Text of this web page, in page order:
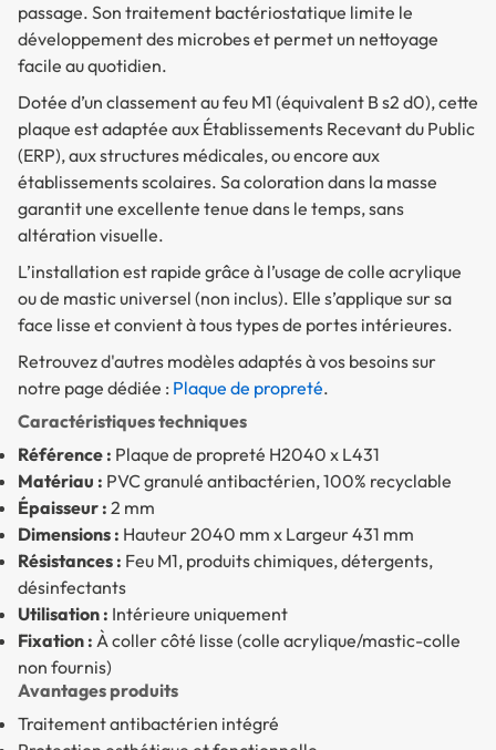
passage. Son traitement bactériostatique limite le
développement des microbes et permet un nettoyage
facile au quotidien.
Dotée d’un classement au feu M1 (équivalent B s2 d0), cette
plaque est adaptée aux Établissements Recevant du Public
(ERP), aux structures médicales, ou encore aux
établissements scolaires. Sa coloration dans la masse
garantit une excellente tenue dans le temps, sans
altération visuelle.
L’installation est rapide grâce à l’usage de colle acrylique
ou de mastic universel (non inclus). Elle s’applique sur sa
face lisse et convient à tous types de portes intérieures.
Retrouvez d'autres modèles adaptés à vos besoins sur
notre page dédiée : Plaque de propreté.
Caractéristiques techniques
Référence : Plaque de propreté H2040 x L431
Matériau : PVC granulé antibactérien, 100% recyclable
Épaisseur : 2 mm
Dimensions : Hauteur 2040 mm x Largeur 431 mm
Résistances : Feu M1, produits chimiques, détergents,
désinfectants
Utilisation : Intérieure uniquement
Fixation : À coller côté lisse (colle acrylique/mastic-colle
non fournis)
Avantages produits
Traitement antibactérien intégré